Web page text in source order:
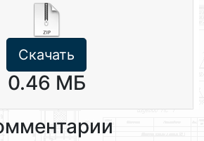
Скачать
0.46 МБ